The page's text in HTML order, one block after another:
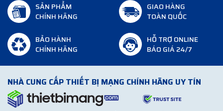
SẢN PHẨM
CHÍNH HÃNG
GIAO HÀNG
TOÀN QUỐC
BẢO HÀNH
CHÍNH HÃNG
HỖ TRỢ ONLINE
BÁO GIÁ 24/7
NHÀ CUNG CẤP THIẾT BỊ MẠNG CHÍNH HÃNG UY TÍN